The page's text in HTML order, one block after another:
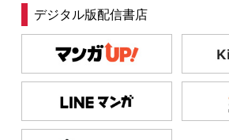
デジタル版配信書店